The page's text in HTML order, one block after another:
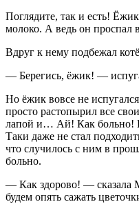
Поглядите, так и есть!
молоко. А ведь он проспал
Вдруг к нему подбежал
— Берегись, ёжик! —
Но ёжик вовсе не
просто растопырил все
лапой и… Ай! Как больно!
Таки даже не стал
что случилось с ним в
больно.
— Как здорово! — сказала
будем опять сажать